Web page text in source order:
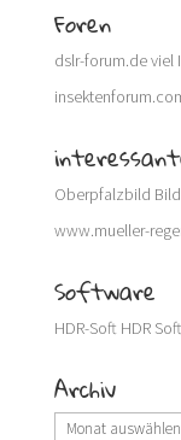
Foren
dslr-forum.deviel
Oberpfalzbild
www.mueller-
Software
HDR-SoftHDR
Archiv
Archiv